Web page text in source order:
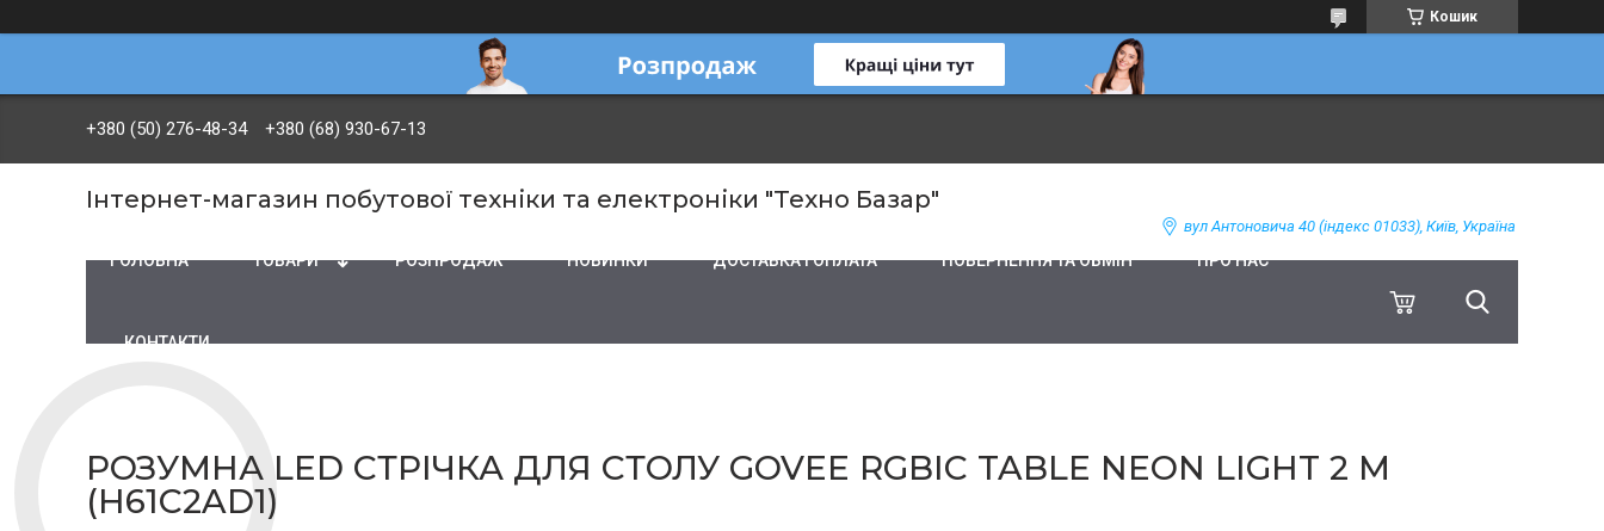
Кошик
+380 (50) 276-48-34 +380 (68) 930-67-13
Інтернет-магазин побутової техніки та електроніки "Техно Базар"
вул Антоновича 40 (індекс 01033), Київ, Україна
ГОЛОВНА ТОВАРИ PОЗПРОДАЖ НОВИНКИ ДОСТАВКА І ОПЛАТА ПОВЕРНЕННЯ ТА ОБМІН ПРО НАС
КОНТАКТИ
РОЗУМНА LED СТРІЧКА ДЛЯ СТОЛУ GOVEE RGBIC TABLE NEON LIGHT 2 М
(H61C2AD1)